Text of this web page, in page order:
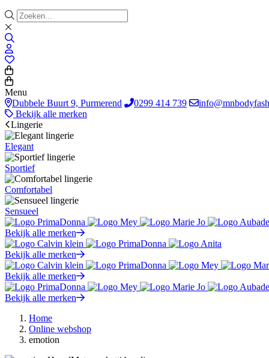
Menu
Dubbele Buurt 9, Purmerend
0299 414 739
Bekijk alle merken
Lingerie
Elegant
Sportief
Comfortabel
Sensueel
Bekijk alle merken
Bekijk alle merken
Bekijk alle merken
Bekijk alle merken
Home
Online webshop
emotion